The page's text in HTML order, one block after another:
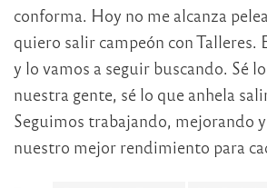
conforma. Hoy no me alcanza
quiero salir campeón con Talleres.
y lo vamos a seguir buscando. Sé
nuestra gente, sé lo que anhela
Seguimos trabajando, mejorando
nuestro mejor rendimiento para